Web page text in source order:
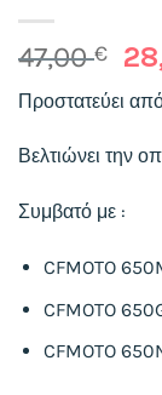
47,00€
Προστατεύει
Βελτιώνει την
Συμβατό με :
CFMOTO
CFMOTO
CFMOTO